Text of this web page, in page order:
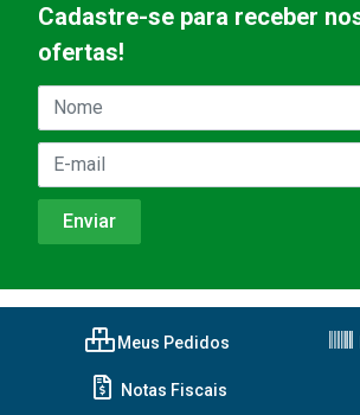
Cadastre-se para receber
ofertas!
Meus Pedidos
Notas Fiscais